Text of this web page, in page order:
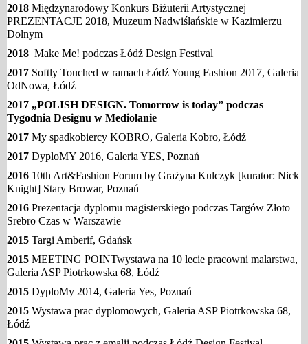
2018 Międzynarodowy Konkurs Biżuterii Artystycznej
PREZENTACJE 2018, Muzeum Nadwiślańskie w Kazimierzu
Dolnym
2018 Make Me! podczas Łódź Design Festival
2017 Softly Touched w ramach Łódź Young Fashion 2017, Galeria
OdNowa, Łódź
2017 „POLISH DESIGN. Tomorrow is today” podczas
Tygodnia Designu w Mediolanie
2017 My spadkobiercy KOBRO, Galeria Kobro, Łódź
2017 DyploMY 2016, Galeria YES, Poznań
2016 10th Art&Fashion Forum by Grażyna Kulczyk [kurator: Nick
Knight] Stary Browar, Poznań
2016 Prezentacja dyplomu magisterskiego podczas Targów Złoto
Srebro Czas w Warszawie
2015 Targi Amberif, Gdańsk
2015 MEETING POINTwystawa na 10 lecie pracowni malarstwa,
Galeria ASP Piotrkowska 68, Łódź
2015 DyploMy 2014, Galeria Yes, Poznań
2015 Wystawa prac dyplomowych, Galeria ASP Piotrkowska 68,
Łódź